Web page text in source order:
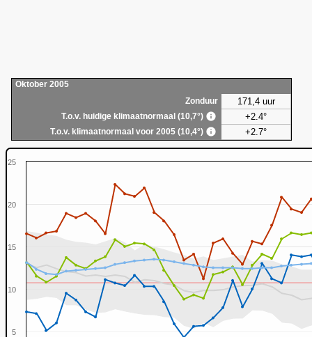
Oktober 2005
Zonduur
171,4 uur
T.o.v. huidige klimaatnormaal (10,7°) +2.4°
T.o.v. klimaatnormaal voor 2005 (10,4°) +2.7°
5
10
15
20
25